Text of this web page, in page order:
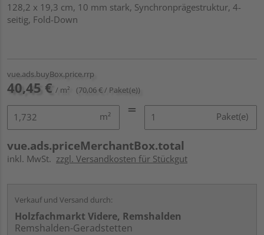
128,2 x 19,3 cm, 10 mm stark, Synchronprägestruktur, 4-
seitig, Fold-Down
vue.ads.buyBox.price.rrp
40,45 € / m² (70,06 € / Paket(e))
m² Paket(e)
vue.ads.priceMerchantBox.total
inkl. MwSt. zzgl. Versandkosten für Stückgut
Verkauf und Versand durch:
Holzfachmarkt Videre, Remshalden
Remshalden-Geradstetten